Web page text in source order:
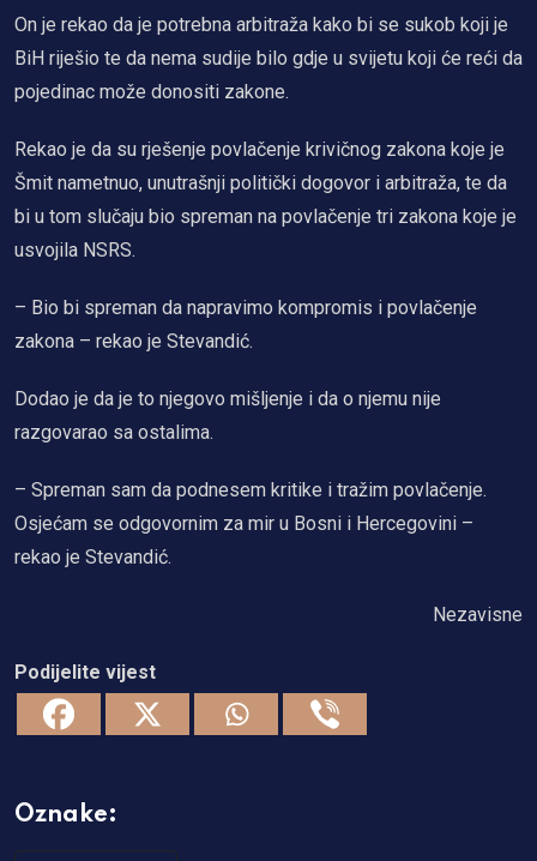
On je rekao da je potrebna arbitraža kako bi se sukob koji je
BiH riješio te da nema sudije bilo gdje u svijetu koji će reći da
pojedinac može donositi zakone.
Rekao je da su rješenje povlačenje krivičnog zakona koje je
Šmit nametnuo, unutrašnji politički dogovor i arbitraža, te da
bi u tom slučaju bio spreman na povlačenje tri zakona koje je
usvojila NSRS.
– Bio bi spreman da napravimo kompromis i povlačenje
zakona – rekao je Stevandić.
Dodao je da je to njegovo mišljenje i da o njemu nije
razgovarao sa ostalima.
– Spreman sam da podnesem kritike i tražim povlačenje.
Osjećam se odgovornim za mir u Bosni i Hercegovini –
rekao je Stevandić.
Nezavisne
Podijelite vijest
Oznake: